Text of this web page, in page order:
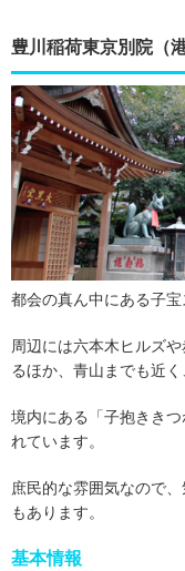
豊川稲荷東京別院（
都会の真ん中にある子宝
周辺には六本木ヒルズ
るほか、青山までも近
境内にある「子抱きき
れています。
庶民的な雰囲気なので
もあります。
基本情報